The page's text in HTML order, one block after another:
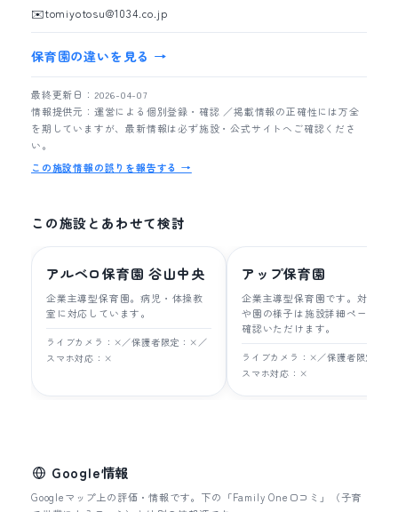
✉️tomiyotosu@1034.co.jp
保育園の違いを見る →
最終更新日：2026-04-07
情報提供元：運営による個別登録・確認 ／掲載情報の正確性には万全
を期していますが、最新情報は必ず施設・公式サイトへご確認くださ
い。
この施設情報の誤りを報告する →
この施設とあわせて検討
アルベロ保育園 谷山中央
企業主導型保育園。病児・体操教
室に対応しています。
ライブカメラ：×／保護者限定：×／
スマホ対応：×
アップ保育園
企業主導型保育園です。対象年
や園の様子は施設詳細ページでご
確認いただけます。
ライブカメラ：×／保護者限定：×
スマホ対応：×
Google情報
Googleマップ上の評価・情報です。下の「Family One口コミ」（子育